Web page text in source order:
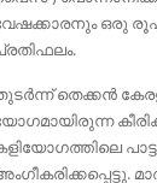
ഒരു
തെക്കൻ